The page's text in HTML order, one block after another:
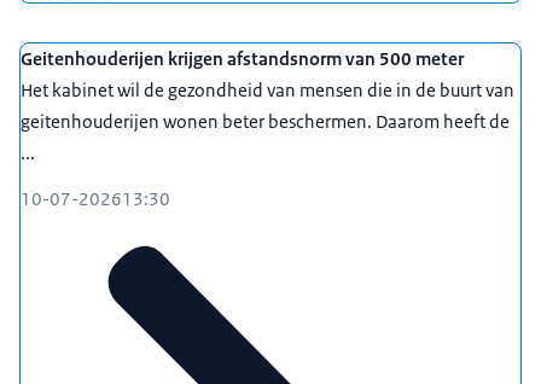
Geitenhouderijen krijgen afstandsnorm van 500 meter
Het kabinet wil de gezondheid van mensen die in de buurt van
geitenhouderijen wonen beter beschermen. Daarom heeft de
...
10-07-202613:30